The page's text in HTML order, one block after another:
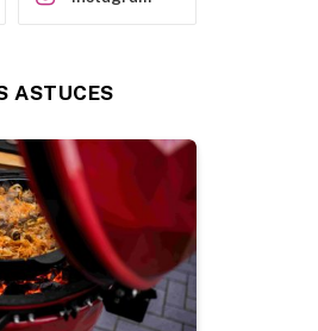
ASTUCES